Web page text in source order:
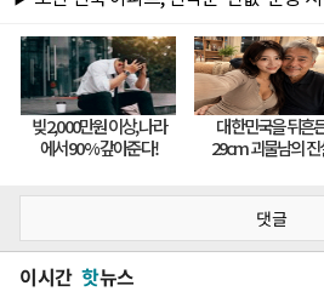
댓글
이시간 핫뉴스